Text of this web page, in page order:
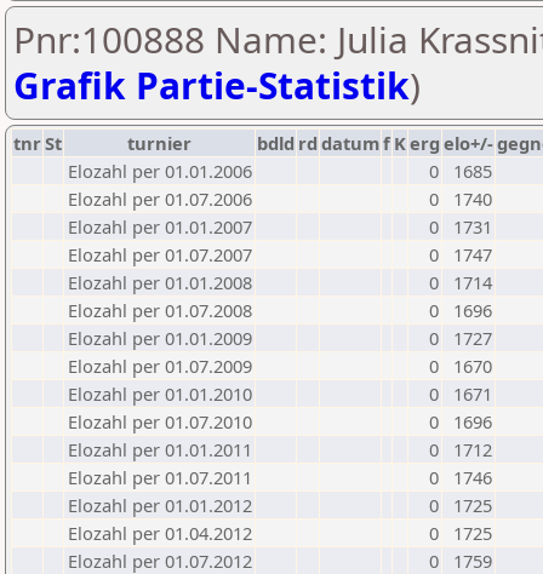
Pnr:100888 Name: Julia
Grafik Partie-Statistik)
tnrSt turnier bdld rd datumf Kerg elo+/-
Elozahl per 01.01.2006
0
1685
Elozahl per 01.07.2006
0
1740
Elozahl per 01.01.2007
0
1731
Elozahl per 01.07.2007
0
1747
Elozahl per 01.01.2008
0
1714
Elozahl per 01.07.2008
0
1696
Elozahl per 01.01.2009
0
1727
Elozahl per 01.07.2009
0
1670
Elozahl per 01.01.2010
0
1671
Elozahl per 01.07.2010
0
1696
Elozahl per 01.01.2011
0
1712
Elozahl per 01.07.2011
0
1746
Elozahl per 01.01.2012
0
1725
Elozahl per 01.04.2012
0
1725
Elozahl per 01.07.2012
0
1759